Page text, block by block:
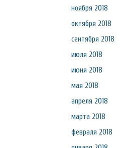
ноября 2018
октября 2018
сентября 2018
июля 2018
июня 2018
мая 2018
апреля 2018
марта 2018
февраля 2018